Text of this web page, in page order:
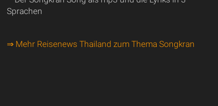
Sprachen
⇒ Mehr Reisenews Thailand zum Thema Songkran